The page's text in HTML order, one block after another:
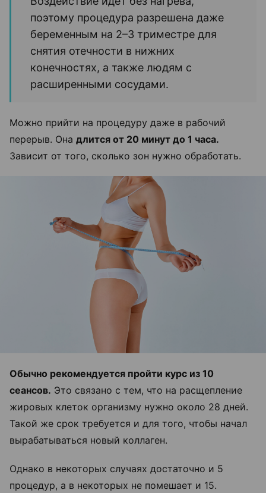
поэтому процедура разрешена даже
беременным на 2–3 триместре для
снятия отечности в нижних
конечностях, а также людям с
расширенными сосудами.
Можно прийти на процедуру даже в рабочий
перерыв. Она длится от 20 минут до 1 часа.
Зависит от того, сколько зон нужно обработать.
Обычно рекомендуется пройти курс из 10
сеансов. Это связано с тем, что на расщепление
жировых клеток организму нужно около 28 дней.
Такой же срок требуется и для того, чтобы начал
вырабатываться новый коллаген.
Однако в некоторых случаях достаточно и 5
процедур, а в некоторых не помешает и 15.